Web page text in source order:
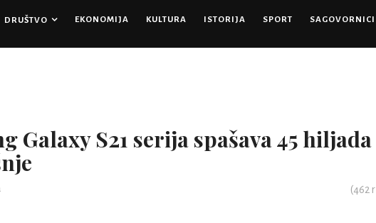
DRUŠTVO EKONOMIJA KULTURA ISTORIJA SPORT SAGOVORNICI
Galaxy S21 serija spašava 45 hiljada
(462